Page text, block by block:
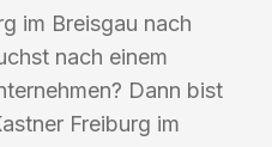
im Breisgau nach
nach einem
Dann bist
Freiburg im